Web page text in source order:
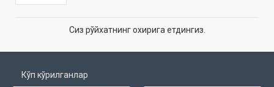
Сиз рўйхатнинг охирига етдингиз.
Кўп кўрилганлар